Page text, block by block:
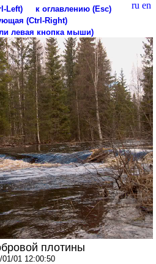
ru en
Left)
к оглавлению (Esc)
(Ctrl-Right)
левая кнопка мыши)
плотины
01/01 12:00:50